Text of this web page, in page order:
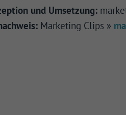
und Umsetzung:
Marketing Clips »